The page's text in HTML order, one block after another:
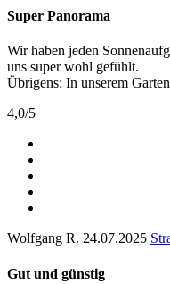
Super Panorama
Wir haben jeden
uns super wohl gefühlt.
Übrigens: In unserem
4,0/5
Wolfgang R. 24.07.2025
Gut und günstig